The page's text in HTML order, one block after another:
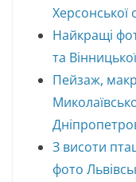
Херсонської
Найкращі
та
Пейзаж,
З висоти
фото